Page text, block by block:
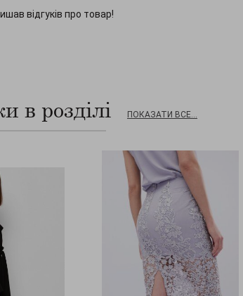
відгуків про товар!
в розділі ПОКАЗАТИ ВСЕ...